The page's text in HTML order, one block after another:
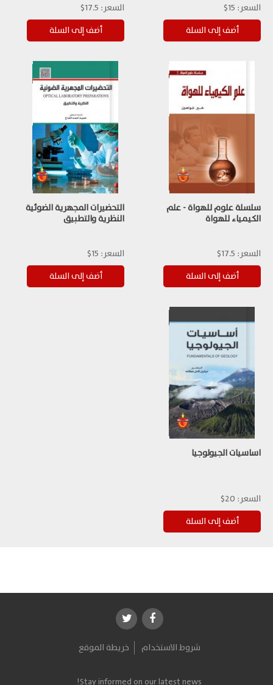
السعر: 15$ السعر: 17.5$
سلسلة علوم للهواة - علم
الكيمياء للهواة
السعر: 17.5$
التحضيرات المجهرية الضوئية
النظرية والتطبيق
السعر: 15$
اساسيات الجيولوجيا
السعر: 20$
شروط الاستخدام خريطة الموقع
Stay informed on our latest news!